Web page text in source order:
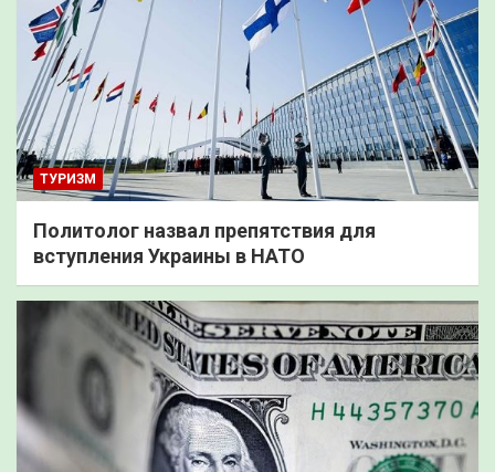
ТУРИЗМ
Политолог назвал препятствия для
вступления Украины в НАТО